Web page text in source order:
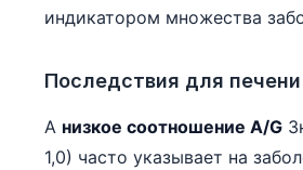
индикатором множества
Последствия для
A низкое соотношение A/G
1,0) часто указывает на
Português
Ελληνικά
Türkçe
简体中文